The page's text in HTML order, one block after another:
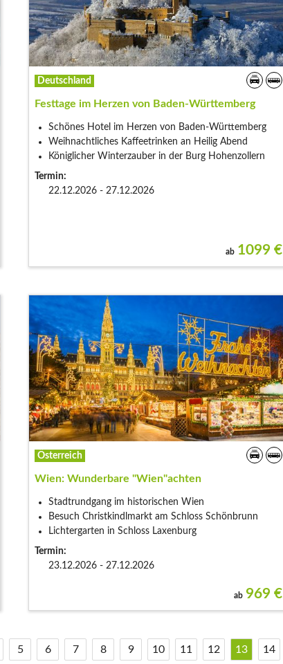
Deutschland
Festtage im Herzen von Baden-Württemberg
Schönes Hotel im Herzen von Baden-Württemberg
Weihnachtliches Kaffeetrinken an Heilig Abend
Königlicher Winterzauber in der Burg Hohenzollern
Termin:
22.12.2026 - 27.12.2026
ab 1099 €
Österreich
Wien: Wunderbare "Wien"achten
Stadtrundgang im historischen Wien
Besuch Christkindlmarkt am Schloss Schönbrunn
Lichtergarten in Schloss Laxenburg
Termin:
23.12.2026 - 27.12.2026
ab 969 €
5 6 7 8 9 10 11 12 13 14